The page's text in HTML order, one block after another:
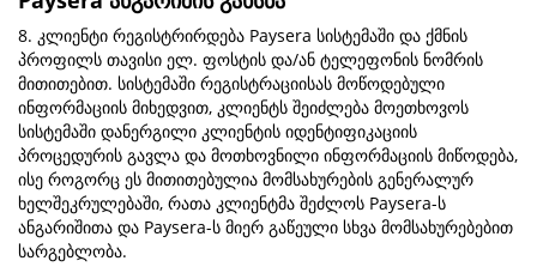
8. კლიენტი რეგისტრირდება Paysera სისტემაში და ქმნის
პროფილს თავისი ელ. ფოსტის და/ან ტელეფონის ნომრის
მითითებით. სისტემაში რეგისტრაციისას მოწოდებული
ინფორმაციის მიხედვით, კლიენტს შეიძლება მოეთხოვოს
სისტემაში დანერგილი კლიენტის იდენტიფიკაციის
პროცედურის გავლა და მოთხოვნილი ინფორმაციის მიწოდება,
ისე როგორც ეს მითითებულია მომსახურების გენერალურ
ხელშეკრულებაში, რათა კლიენტმა შეძლოს Paysera-ს
ანგარიშითა და Paysera-ს მიერ გაწეული სხვა მომსახურებებით
სარგებლობა.